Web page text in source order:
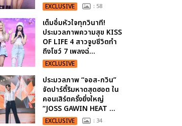
EXCLUSIVE : 58
เต็มอิ่มหัวใจทุกวินาที!
ประมวลภาพความสุข KISS
OF LIFE 4 สาวจูบชีวิตทำ
ถึงโชว์ 7 เพลงฉ่...
EXCLUSIVE
ประมวลภาพ “จอส-กวิน”
จัดปาร์ตี้ริมหาดสุดฮอต ใน
คอนเสิร์ตครั้งยิ่งใหญ่
“JOSS GAWIN HEAT ...
EXCLUSIVE : 34